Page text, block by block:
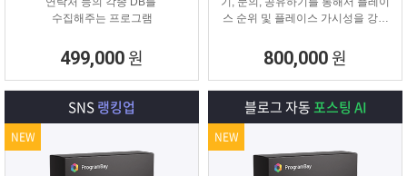
수집해주는 프로그램
499,000 원
스 순위 및 플레이스 가시성을 강화
800,000 원
SNS랭킹업
NEW
블로그 자동포스팅 AI
NEW